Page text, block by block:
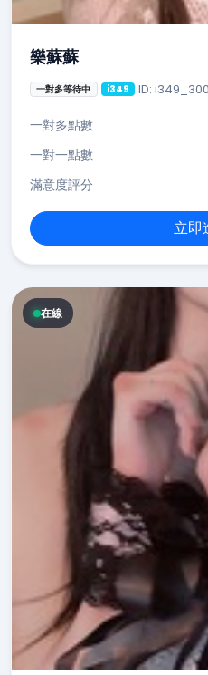
樂蘇蘇
一對多等待中 i349 ID:
一對多點數
一對一點數
滿意度評分
立即
在線